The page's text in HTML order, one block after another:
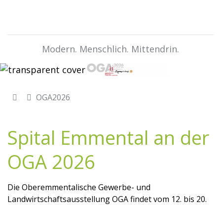
Modern. Menschlich. Mittendrin.
OGA2026
Spital Emmental an der
OGA 2026
Die Oberemmentalische Gewerbe- und
Landwirtschaftsausstellung OGA findet vom 12. bis 20.